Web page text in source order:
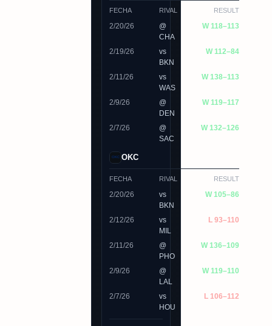
FECHA RIVAL RESULT
2/20/26
@
CHA
W 118–113
2/19/26
vs
BKN
W 112–84
2/11/26
vs
WAS
W 138–113
2/9/26
@
DEN
W 119–117
2/7/26
@
SAC
W 132–126
OKC
FECHA RIVAL RESULT
2/20/26
vs
BKN
W 105–86
2/12/26
vs
MIL
L 93–110
2/11/26
@
PHO
W 136–109
2/9/26
@
LAL
W 119–110
2/7/26
vs
HOU
L 106–112